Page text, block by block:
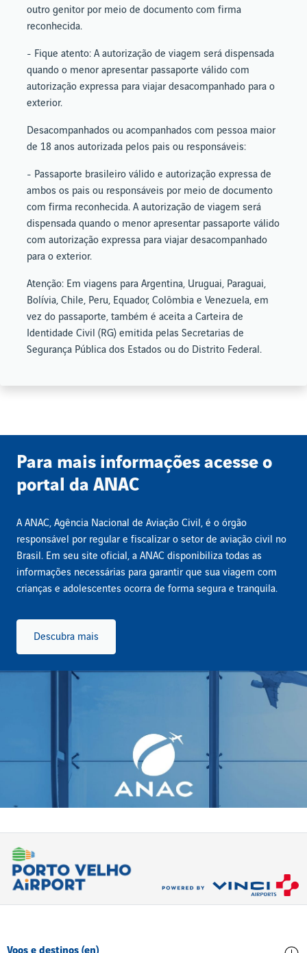
outro genitor por meio de documento com firma
reconhecida.
- Fique atento: A autorização de viagem será dispensada
quando o menor apresentar passaporte válido com
autorização expressa para viajar desacompanhado para o
exterior.
Desacompanhados ou acompanhados com pessoa maior
de 18 anos autorizada pelos pais ou responsáveis:
- Passaporte brasileiro válido e autorização expressa de
ambos os pais ou responsáveis por meio de documento
com firma reconhecida. A autorização de viagem será
dispensada quando o menor apresentar passaporte válido
com autorização expressa para viajar desacompanhado
para o exterior.
Atenção: Em viagens para Argentina, Uruguai, Paraguai,
Bolívia, Chile, Peru, Equador, Colômbia e Venezuela, em
vez do passaporte, também é aceita a Carteira de
Identidade Civil (RG) emitida pelas Secretarias de
Segurança Pública dos Estados ou do Distrito Federal.
Para mais informações acesse o
portal da ANAC
A ANAC, Agência Nacional de Aviação Civil, é o órgão
responsável por regular e fiscalizar o setor de aviação civil no
Brasil. Em seu site oficial, a ANAC disponibiliza todas as
informações necessárias para garantir que sua viagem com
crianças e adolescentes ocorra de forma segura e tranquila.
Descubra mais